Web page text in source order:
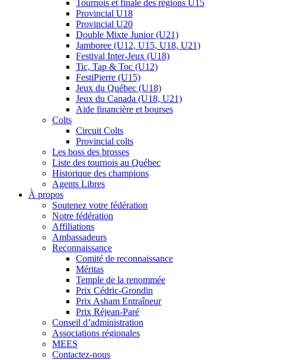
Tournois et finale des régions U15
Provincial U18
Provincial U20
Double Mixte Junior (U21)
Jamboree (U12, U15, U18, U21)
Festival Inter-Jeux (U18)
Tic, Tap & Toc (U12)
FestiPierre (U15)
Jeux du Québec (U18)
Jeux du Canada (U18, U21)
Aide financière et bourses
Colts
Circuit Colts
Provincial colts
Les boss des brosses
Liste des tournois au Québec
Historique des champions
Agents Libres
À propos
Soutenez votre fédération
Notre fédération
Affiliations
Ambassadeurs
Reconnaissance
Comité de reconnaissance
Méritas
Temple de la renommée
Prix Cédric-Grondin
Prix Asham Entraîneur
Prix Réjean-Paré
Conseil d’administration
Associations régionales
MEES
Contactez-nous